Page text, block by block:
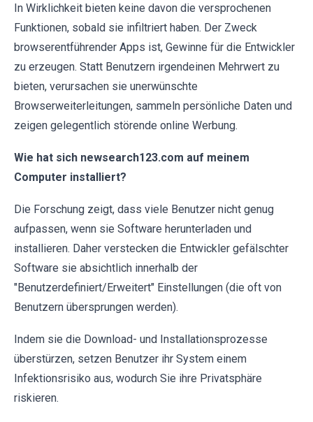
In Wirklichkeit bieten keine davon die versprochenen
Funktionen, sobald sie infiltriert haben. Der Zweck
browserentführender Apps ist, Gewinne für die Entwickler
zu erzeugen. Statt Benutzern irgendeinen Mehrwert zu
bieten, verursachen sie unerwünschte
Browserweiterleitungen, sammeln persönliche Daten und
zeigen gelegentlich störende online Werbung.
Wie hat sich newsearch123.com auf meinem
Computer installiert?
Die Forschung zeigt, dass viele Benutzer nicht genug
aufpassen, wenn sie Software herunterladen und
installieren. Daher verstecken die Entwickler gefälschter
Software sie absichtlich innerhalb der
"Benutzerdefiniert/Erweitert" Einstellungen (die oft von
Benutzern übersprungen werden).
Indem sie die Download- und Installationsprozesse
überstürzen, setzen Benutzer ihr System einem
Infektionsrisiko aus, wodurch Sie ihre Privatsphäre
riskieren.